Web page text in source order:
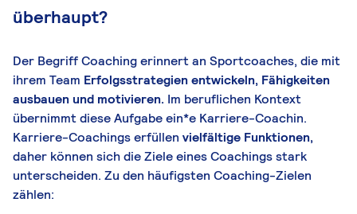
überhaupt?
Der Begriff Coaching erinnert an Sportcoaches, die mit
ihrem Team Erfolgsstrategien entwickeln, Fähigkeiten
ausbauen und motivieren. Im beruflichen Kontext
übernimmt diese Aufgabe ein*e Karriere-Coachin.
Karriere-Coachings erfüllen vielfältige Funktionen,
daher können sich die Ziele eines Coachings stark
unterscheiden. Zu den häufigsten Coaching-Zielen
zählen: